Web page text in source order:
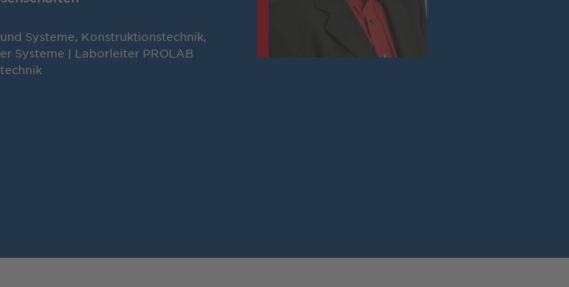
Systeme, Konstruktionstechnik,
Systeme | Laborleiter PROLAB